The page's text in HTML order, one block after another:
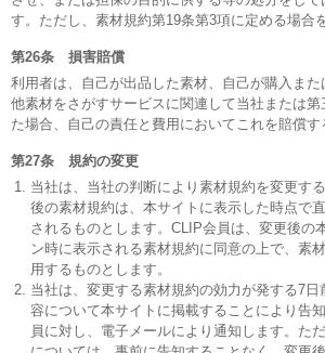
す。ただし、素材規約第19条第3項に定める場合
第26条 損害賠償
利用者は、自己が出品した素材、自己が購入ま
他素材をさがすサービスに関連して当社または第
た場合、自己の責任と費用においてこれを賠償す
第27条 規約の変更
当社は、当社の判断により素材規約を変更す
後の素材規約は、本サイトに表示した時点で
されるものとします。CLIP会員は、変更後の
ン時に表示される素材規約に同意の上で、素
用するものとします。
当社は、変更する素材規約の効力が発する7
容について本サイトに掲載することにより告
員に対し、電子メールにより通知します。た